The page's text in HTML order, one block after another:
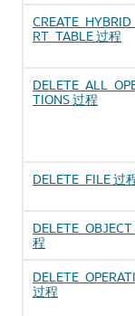
RT_TABLE 过程
TIONS 过程
DELETE_FILE 过
DELETE_OBJECT
程
过程